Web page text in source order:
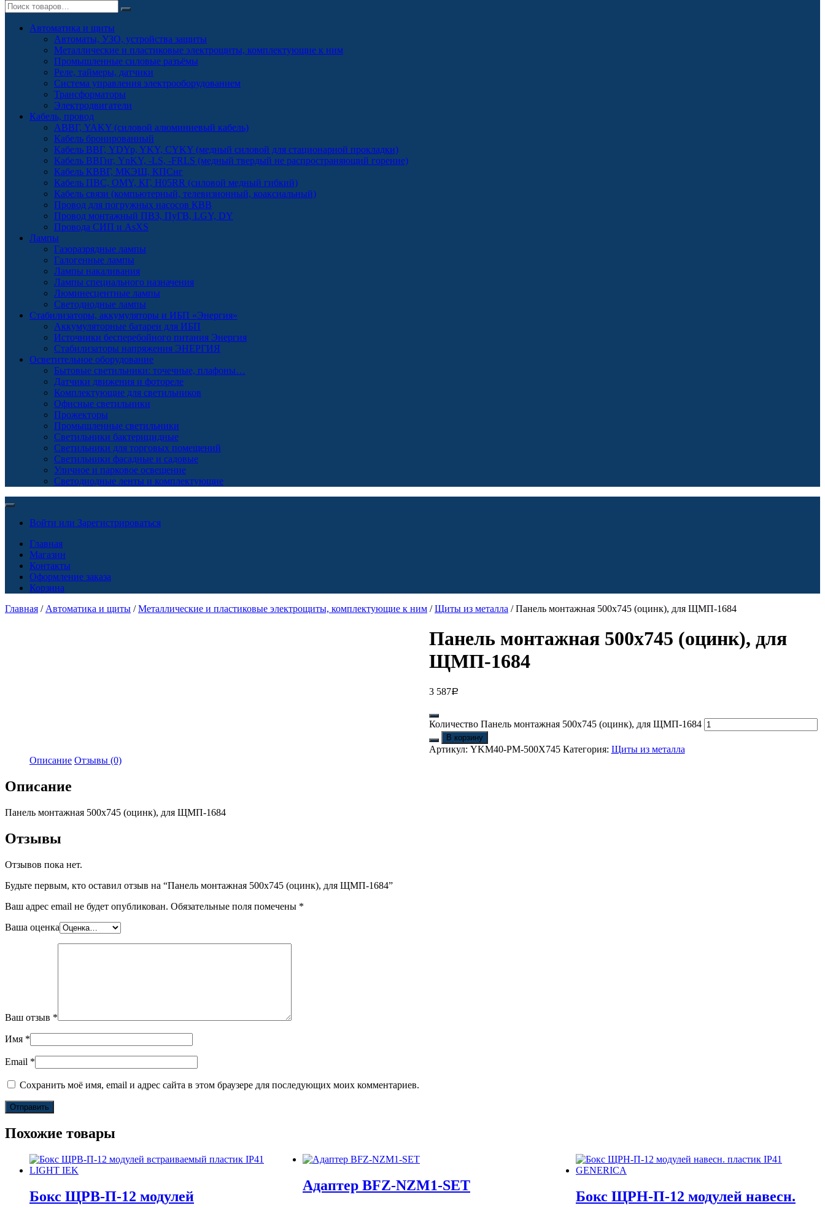
Автоматика и щиты
Автоматы, УЗО, устройства защиты
Металлические и пластиковые электрощиты, комплектующие к ним
Промышленные силовые разъёмы
Реле, таймеры, датчики
Система управления электрооборудованием
Трансформаторы
Электродвигатели
Кабель, провод
АВВГ, YAKY (силовой алюминиевый кабель)
Кабель бронированный
Кабель ВВГ, YDYp, YKY, CYKY (медный силовой для стационарной прокладки)
Кабель ВВГнг, YnKY, -LS, -FRLS (медный твердый не распространяющий горение)
Кабель КВВГ, МКЭШ, КПСнг
Кабель ПВС, OMY, КГ, H05RR (силовой медный гибкий)
Кабель связи (компьютерный, телевизионный, коаксиальный)
Провод для погружных насосов КВВ
Провод монтажный ПВЗ, ПуГВ, LGY, DY
Провода СИП и AsXS
Лампы
Газоразрядные лампы
Галогенные лампы
Лампы накаливания
Лампы специального назначения
Люминесцентные лампы
Светодиодные лампы
Стабилизаторы, аккумуляторы и ИБП «Энергия»
Аккумуляторные батареи для ИБП
Источники бесперебойного питания Энергия
Стабилизаторы напряжения ЭНЕРГИЯ
Осветительное оборудование
Бытовые светильники: точечные, плафоны…
Датчики движения и фотореле
Комплектующие для светильников
Офисные светильники
Прожекторы
Промышленные светильники
Светильники бактерицидные
Светильники для торговых помещений
Светильники фасадные и садовые
Уличное и парковое освещение
Светодиодные ленты и комплектующие
Войти или Зарегистрироваться
Главная
Магазин
Контакты
Оформление заказа
Корзина
Главная / Автоматика и щиты /Металлические и пластиковые электрощиты, комплектующие к ним /Щиты из металла / Панель монтажная 500х745 (оцинк), для ЩМП-1684
Панель монтажная 500х745 (оцинк), для
ЩМП-1684
3 587Р
Количество Панель монтажная 500х745 (оцинк), для ЩМП-1684
В корзину
Артикул: YKM40-PM-500X745 Категория: Щиты из металла
Описание Отзывы (0)
Описание
Панель монтажная 500х745 (оцинк), для ЩМП-1684
Отзывы
Отзывов пока нет.
Будьте первым, кто оставил отзыв на “Панель монтажная 500х745 (оцинк), для ЩМП-1684”
Ваш адрес email не будет опубликован. Обязательные поля помечены *
Ваша оценка
Ваш отзыв *
Имя *
Email *
Сохранить моё имя, email и адрес сайта в этом браузере для последующих моих комментариев.
Похожие товары
Бокс ЩРВ-П-12 модулей
Адаптер BFZ-NZM1-SET
Бокс ЩРН-П-12 модулей навесн.